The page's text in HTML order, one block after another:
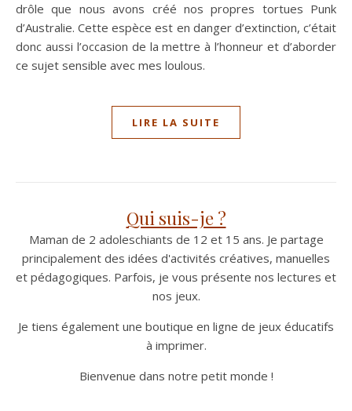
drôle que nous avons créé nos propres tortues Punk
d’Australie. Cette espèce est en danger d’extinction, c’était
donc aussi l’occasion de la mettre à l’honneur et d’aborder
ce sujet sensible avec mes loulous.
LIRE LA SUITE
Qui suis-je ?
Maman de 2 adoleschiants de 12 et 15 ans. Je partage
principalement des idées d'activités créatives, manuelles
et pédagogiques. Parfois, je vous présente nos lectures et
nos jeux.
Je tiens également une boutique en ligne de jeux éducatifs
à imprimer.
Bienvenue dans notre petit monde !